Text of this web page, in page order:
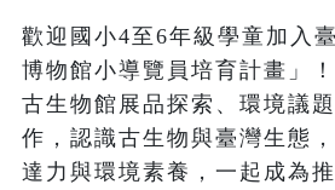
歡迎國小4至6年級學童加入
博物館小導覽員培育計畫」
古生物館展品探索、環境議
作，認識古生物與臺灣生態
達力與環境素養，一起成為